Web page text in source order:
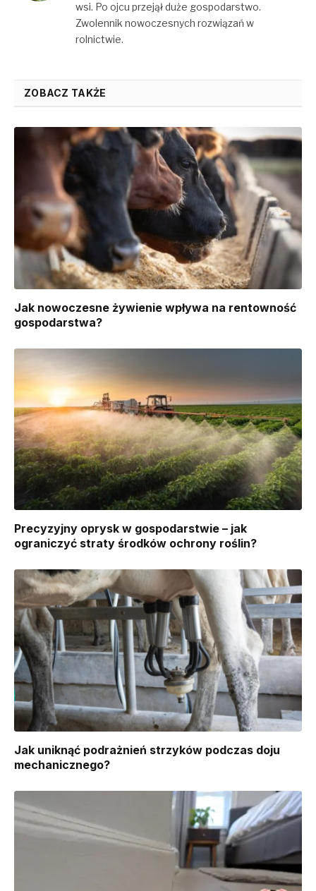
wsi. Po ojcu przejął duże gospodarstwo.
Zwolennik nowoczesnych rozwiązań w
rolnictwie.
ZOBACZ TAKŻE
Jak nowoczesne żywienie wpływa na rentowność
gospodarstwa?
Precyzyjny oprysk w gospodarstwie – jak
ograniczyć straty środków ochrony roślin?
Jak uniknąć podrażnień strzyków podczas doju
mechanicznego?